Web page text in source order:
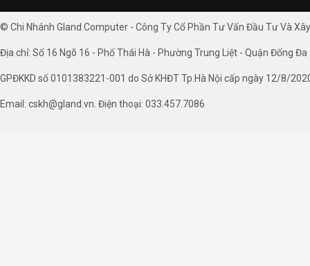
© Chi Nhánh Gland Computer - Công Ty Cổ Phần Tư Vấn Đầu Tư Và
Địa chỉ: Số 16 Ngõ 16 - Phố Thái Hà - Phường Trung Liệt - Quận Đống Đa
GPĐKKD số 0101383221-001 do Sở KHĐT Tp.Hà Nội cấp ngày 12/8/
Email: cskh@gland.vn. Điện thoại: 033.457.7086